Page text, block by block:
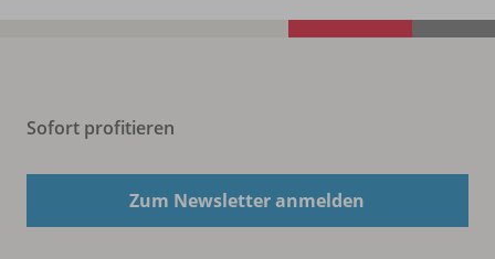
Sofort profitieren
Zum Newsletter anmelden